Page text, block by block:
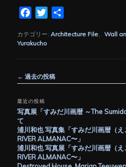
FacebookTwitter
カテゴリー: Architecture File、Wall
Yurakucho
稿
ビ
ゲ
ー
シ
ョ
ン
← 過去の投稿
最近の投稿
写真展「すみだ川画暦 ～The
て
浦川和也 写真集「すみだ川画暦（
RIVER ALMANAC〜」
浦川和也 写真展「すみだ川画暦（
RIVER ALMANAC〜」